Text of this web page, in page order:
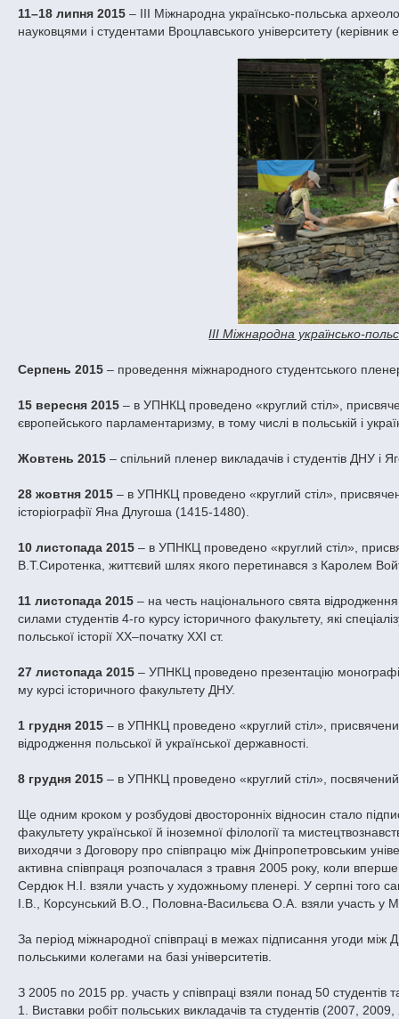
11–18 липня 2015– ІІІ Міжнародна українсько-польська
науковцями і студентами Вроцлавського університету
ІІІ Міжнародна українсько-
Серпень 2015– проведення міжнародного студентського
15 вересня 2015– в УПНКЦ проведено «круглий стіл»,
європейського парламентаризму, в тому числі в польській і
Жовтень 2015– спільний пленер викладачів і студентів ДНУ і
28 жовтня 2015– в УПНКЦ проведено «круглий стіл»,
історіографії Яна Длугоша (1415-1480).
10 листопада 2015– в УПНКЦ проведено «круглий стіл»,
В.Т.Сиротенка, життєвий шлях якого перетинався з Каролем
11 листопада 2015– на честь національного свята
силами студентів 4-го курсу історичного факультету, які
польської історії ХХ–початку ХХІ ст.
27 листопада 2015– УПНКЦ проведено презентацію
му курсі історичного факультету ДНУ.
1 грудня 2015 – в УПНКЦ проведено «круглий стіл»,
відродження польської й української державності.
8 грудня 2015– в УПНКЦ проведено «круглий стіл»,
Ще одним кроком у розбудові двосторонніх відносин стало
факультету української й іноземної філології та
виходячи з Договору про співпрацю між Дніпропетровським
активна співпраця розпочалася з травня 2005 року, коли
Сердюк Н.І. взяли участь у художньому пленері. У серпні того
І.В., Корсунський В.О., Половна-Васильєва О.А. взяли участь у
За період міжнародної співпраці в межах підписання угоди між
польськими колегами на базі університетів.
З 2005 по 2015 рр. участь у співпраці взяли понад 50
1. Виставки робіт польських викладачів та студентів (2007,